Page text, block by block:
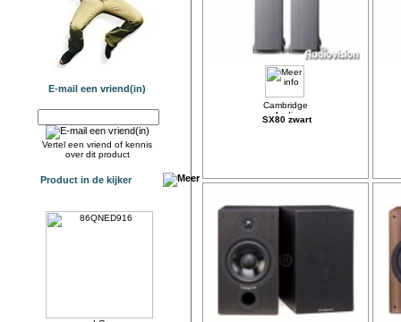
E-mail een vriend(in)
Vertel een vriend of kennis
over dit product
Product in de kijker
SX80 zwart